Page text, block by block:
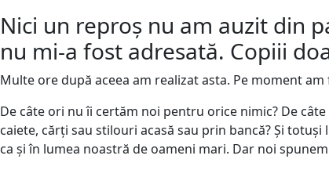
Nici un reproș nu am auzit din
nu mi-a fost adresată. Copiii
Multe ore după aceea am realizat asta. Pe moment
De câte ori nu îi certăm noi pentru orice nimic? De
caiete, cărți sau stilouri acasă sau prin bancă? Și
ca și în lumea noastră de oameni mari. Dar noi